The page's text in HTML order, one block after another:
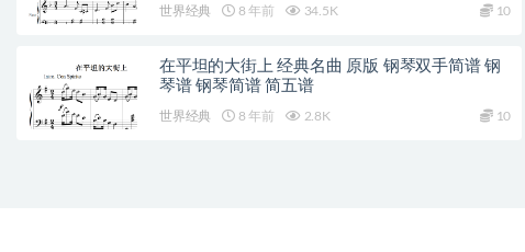
世界经典 8 年前 34.5K 10
在平坦的大街上 经典名曲 原版 钢琴双手简谱 钢
琴谱 钢琴简谱 简五谱
世界经典 8 年前 2.8K 10